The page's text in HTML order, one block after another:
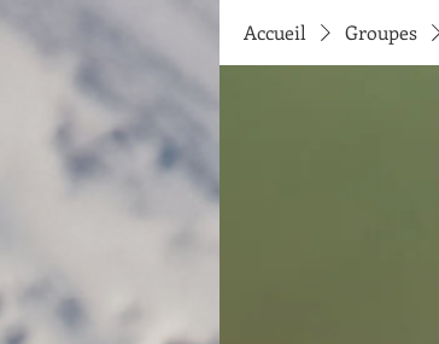
Accueil Groupes